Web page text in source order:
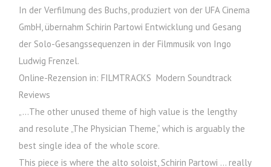
In der Verfilmung des Buchs, produziert von der UFA Cinema
GmbH, übernahm Schirin Partowi Entwicklung und Gesang
der Solo-Gesangssequenzen in der Filmmusik von Ingo
Ludwig Frenzel.
Online-Rezension in: FILMTRACKS Modern Soundtrack
Reviews
„…The other unused theme of high value is the lengthy
and resolute „The Physician Theme,“ which is arguably the
best single idea of the whole score.
This piece is where the alto soloist, Schirin Partowi … really